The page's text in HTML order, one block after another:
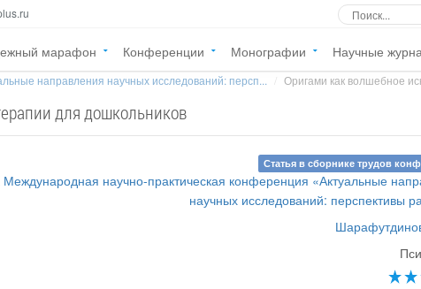
марафон Конференции Монографии Научные
направления научных исследований: персп... Оригами как волшебное
для дошкольников
Статья в сборнике трудов
Международная научно-практическая конференция «Актуальные
научных исследований: перспективы